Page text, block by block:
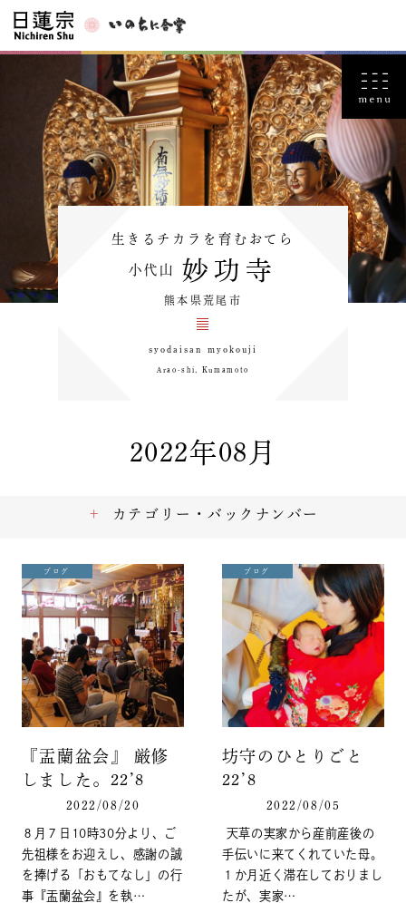
生きるチカラを育むおてら
小代山 妙功寺
熊本県荒尾市
syodaisan myokouji
Arao-shi, Kumamoto
2022年08月
ブログ
『盂蘭盆会』 厳修
しました。22’8
2022/08/20
８月７日10時30分より、ご
先祖様をお迎えし、感謝の誠
を捧げる「おもてなし」の行
事『盂蘭盆会』を執…
ブログ
坊守のひとりごと
22’8
2022/08/05
天草の実家から産前産後の
手伝いに来てくれていた母。
１か月近く滞在しておりまし
たが、実家…
カテゴリー・バックナンバー